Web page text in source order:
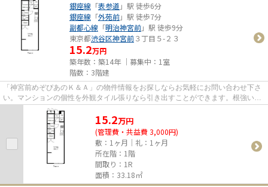
銀座線 「表参道 」駅 徒歩6分
銀座線 「外苑前」駅 徒歩7分
副都心線 「明治神宮前」駅 徒歩9分
東京都渋谷区神宮前３丁目５-２３
15.2万円
築年数：築14年 ｜募集中： 1室
階数：3階建
「神宮前めぞぴあのＫ＆Ａ」の物件情報をお探しならお気軽にお問い合わせ下さ
い。マンションの個性を外観タイル張りなら引き出すことができます。根強いニ
ーズを誇る駅近の物件となり...
15.2万円
(管理費・共益費 3,000円)
敷：1ヶ月｜礼：1ヶ月
所在階：1階
間取り：1R
面積：33.18㎡